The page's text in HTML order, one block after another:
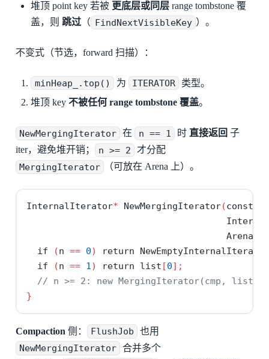
堆顶 point key 若被 更底层或同层 range tombstone 覆
盖，则跳过 （ FindNextVisibleKey ）。
不变式（节选，forward 扫描）：
minHeap_.top() 为 ITERATOR
类型。
堆顶 key不被任何 range tombstone 覆盖。
NewMergingIterator 在 n == 1 时 直接返回 子
iter，避免堆开销；
n >= 2 才分配
MergingIterator （可放在 Arena 上）。
InternalIterator* NewMergingIterator(const
                                     Arena
if
(n == 0) return
if
(n == 1) return list [0];
// n >= 2: new MergingIterator(cmp,
}
Compaction 侧： FlushJob 也用
NewMergingIterator 合并多个